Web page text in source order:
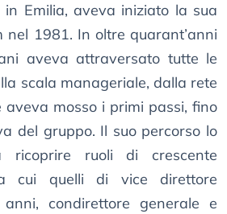
in Emilia, aveva iniziato la sua
nel 1981. In oltre quarant’anni
aveva attraversato tutte le
scala manageriale, dalla rete
aveva mosso i primi passi, fino
del gruppo. Il suo percorso lo
ricoprire ruoli di crescente
cui quelli di vice direttore
condirettore generale e